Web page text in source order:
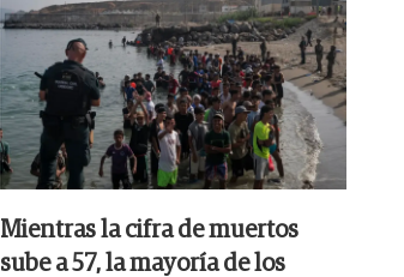
Mientras la cifra de muertos
sube a 57, la mayoría de los